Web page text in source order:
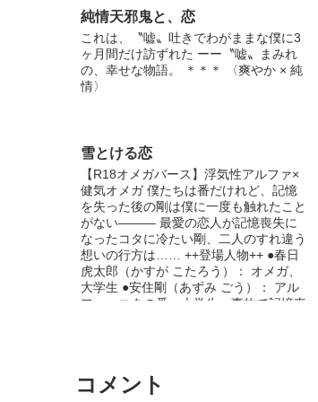
純情天邪鬼と、恋
これは、〝嘘〟吐きでわがままな僕に3
ヶ月間だけ訪ずれた ーー〝嘘〟まみれ
の、幸せな物語。 ＊＊＊ 〈爽やか × 純
情〉
雪とける恋
【R18オメガバース】浮気性アルファ×
健気オメガ 僕たちは番だけれど、記憶
を失った後の剛は僕に一度も触れたこと
がない――― 最愛の恋人が記憶喪失に
なったコタに冷たい剛、二人のすれ違う
想いの行方は…… ++登場人物++ ●春日
虎太郎（かすが こたろう）： オメガ、
大学生 ●安住剛（あずみ ごう）： アル
ファ、コタの番、大学生、事故で記憶喪
コメント